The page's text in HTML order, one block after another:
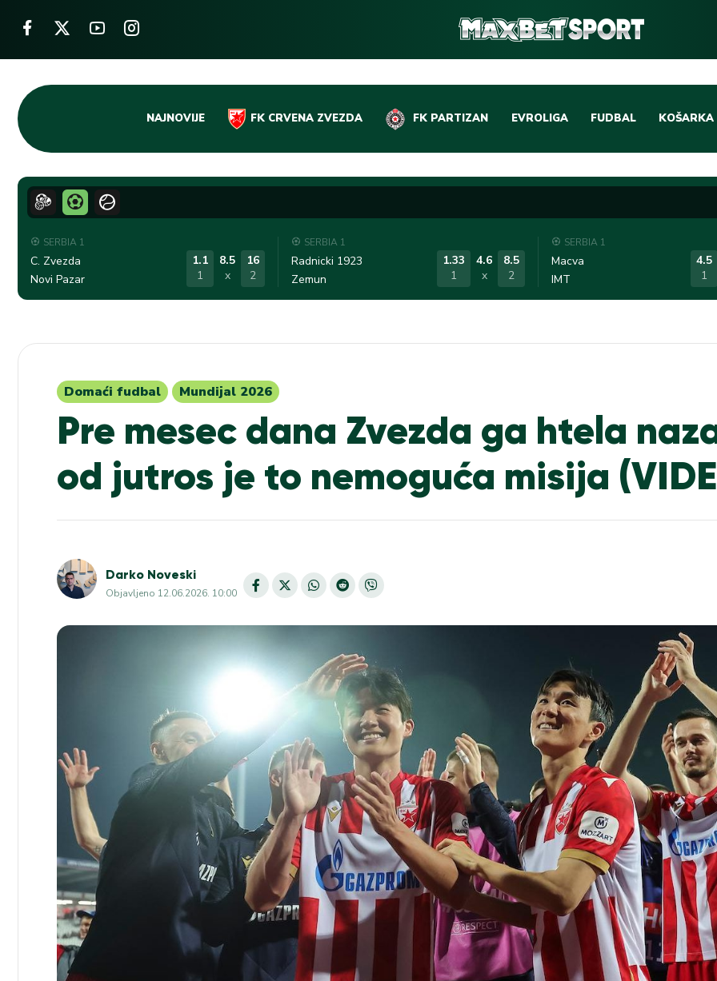
Skip
content
NAJNOVIJE FK CRVENA ZVEZDA FK PARTIZAN EVROLIGA FUDBAL
DOMAĆI FUDBAL
LIGE PETICE
KOŠARKA
EVROLIGA
ABA LIGA
SERBIA 1
C. Zvezda
Novi Pazar
1.1
1
8.5
x
16
2
SERBIA 1
Radnicki 1923
Zemun
1.33
1
4.6
x
8.5
2
SERBIA 1
Macva
IMT
4.5
1
Domaći fudbal Mundijal 2026
Pre mesec dana Zvezda ga htela
od jutros je to nemoguća misija
Darko Noveski
Objavljeno 12.06.2026. 10:00